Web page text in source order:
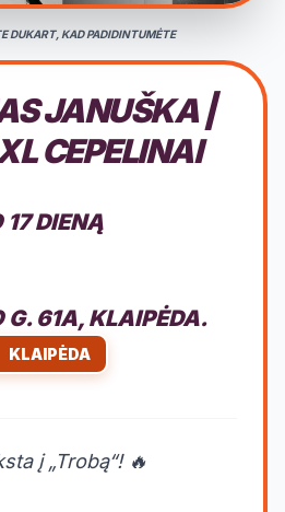
DUKART, KAD PADIDINTUMĖTE
JANUŠKA |
CEPELINAI
DIENĄ
G. 61A, KLAIPĖDA.
KLAIPĖDA
į „Trobą“! 🔥